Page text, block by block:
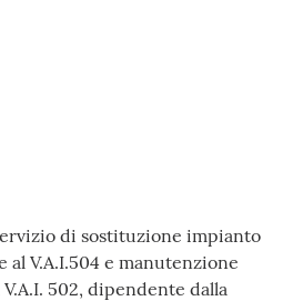
di sostituzione impianto
V.A.I.504 e manutenzione
502, dipendente dalla